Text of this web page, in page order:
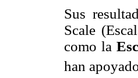
Sus
Scale
como la
han